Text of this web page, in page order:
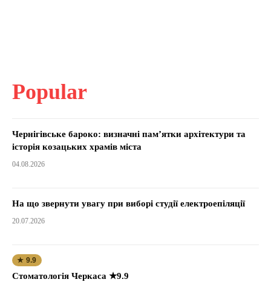
Popular
Чернігівське бароко: визначні пам’ятки архітектури та
історія козацьких храмів міста
04.08.2026
На що звернути увагу при виборі студії електроепіляції
20.07.2026
★ 9.9
Стоматологія Черкаса ★9.9